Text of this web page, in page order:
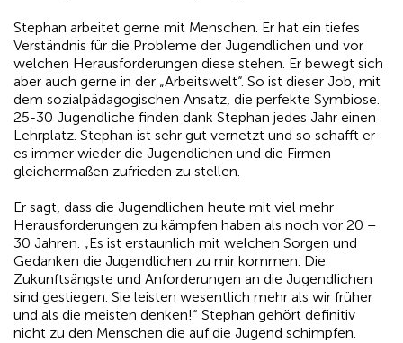
Stephan arbeitet gerne mit Menschen. Er hat ein tiefes
Verständnis für die Probleme der Jugendlichen und vor
welchen Herausforderungen diese stehen. Er bewegt sich
aber auch gerne in der „Arbeitswelt“. So ist dieser Job, mit
dem sozialpädagogischen Ansatz, die perfekte Symbiose.
25-30 Jugendliche finden dank Stephan jedes Jahr einen
Lehrplatz. Stephan ist sehr gut vernetzt und so schafft er
es immer wieder die Jugendlichen und die Firmen
gleichermaßen zufrieden zu stellen.
Er sagt, dass die Jugendlichen heute mit viel mehr
Herausforderungen zu kämpfen haben als noch vor 20 –
30 Jahren. „Es ist erstaunlich mit welchen Sorgen und
Gedanken die Jugendlichen zu mir kommen. Die
Zukunftsängste und Anforderungen an die Jugendlichen
sind gestiegen. Sie leisten wesentlich mehr als wir früher
und als die meisten denken!“ Stephan gehört definitiv
nicht zu den Menschen die auf die Jugend schimpfen.